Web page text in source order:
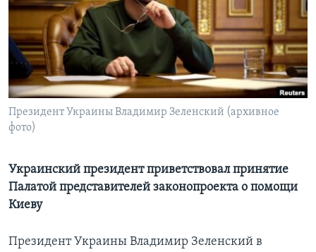
Learning English
СОЦИАЛЬНЫЕ СЕТИ
Языки
Президент Украины Владимир Зеленский (архивное
фото)
Украинский президент приветствовал принятие
Палатой представителей законопроекта о помощи
Киеву
Президент Украины Владимир Зеленский в